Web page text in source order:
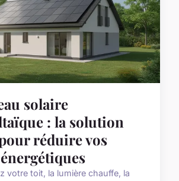
solaire
: la solution
réduire vos
votre toit, la lumière chauffe, la